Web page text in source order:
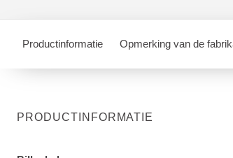
Productinformatie Opmerking van de
PRODUCTINFORMATIE